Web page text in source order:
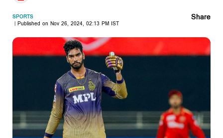
SPORTS
Published on Nov 26, 2024, 02:13 PM IST
Share